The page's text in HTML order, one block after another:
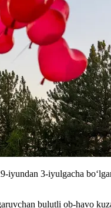
iyundan 3-iyulgacha
bulutli ob-havo